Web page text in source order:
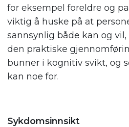
for eksempel foreldre og
viktig å huske på at
sannsynlig både kan og
den praktiske
bunner i kognitiv svikt, og
kan noe for.
Sykdomsinnsikt